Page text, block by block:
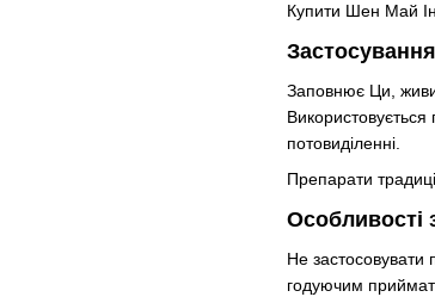
Купити Шен Май
Заповнює Ци,
Використовується
потовиділенні.
Препарати
Особливості
Не застосовувати
годуючим